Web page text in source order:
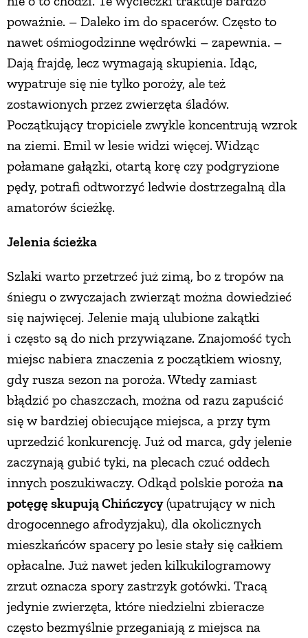
poważnie. – Daleko im do spacerów. Często to
nawet ośmiogodzinne wędrówki – zapewnia. –
Dają frajdę, lecz wymagają skupienia. Idąc,
wypatruje się nie tylko poroży, ale też
zostawionych przez zwierzęta śladów.
Początkujący tropiciele zwykle koncentrują wzrok
na ziemi. Emil w lesie widzi więcej. Widząc
połamane gałązki, otartą korę czy podgryzione
pędy, potrafi odtworzyć ledwie dostrzegalną dla
amatorów ścieżkę.
Jelenia ścieżka
Szlaki warto przetrzeć już zimą, bo z tropów na
śniegu o zwyczajach zwierząt można dowiedzieć
się najwięcej. Jelenie mają ulubione zakątki
i często są do nich przywiązane. Znajomość tych
miejsc nabiera znaczenia z początkiem wiosny,
gdy rusza sezon na poroża. Wtedy zamiast
błądzić po chaszczach, można od razu zapuścić
się w bardziej obiecujące miejsca, a przy tym
uprzedzić konkurencję. Już od marca, gdy jelenie
zaczynają gubić tyki, na plecach czuć oddech
innych poszukiwaczy. Odkąd polskie poroża na
potęgę skupują Chińczycy(upatrujący w nich
drogocennego afrodyzjaku), dla okolicznych
mieszkańców spacery po lesie stały się całkiem
opłacalne. Już nawet jeden kilkukilogramowy
zrzut oznacza spory zastrzyk gotówki. Tracą
jedynie zwierzęta, które niedzielni zbieracze
często bezmyślnie przeganiają z miejsca na